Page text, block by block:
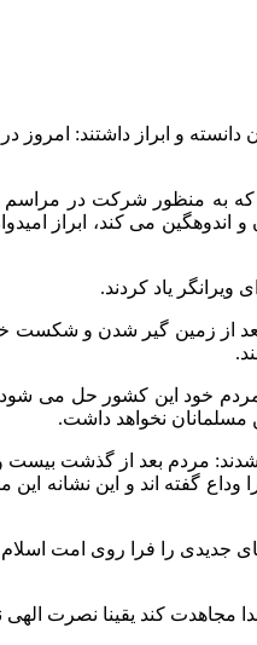
دانسته و ابراز داشتند:
که به منظور شرکت در
می کند، ابراز
ویرانگر یاد کردند.
بعد از زمین گیر شدن و
خود این کشور حل می شود
نخواهد داشت.
مردم بعد از گذشت
وداع گفته اند و این نشانه
جدیدی را فرا روی امت
مجاهدت کند یقینا نصرت